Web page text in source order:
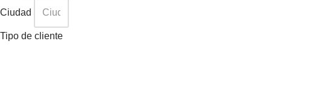
Ciudad
Tipo de cliente